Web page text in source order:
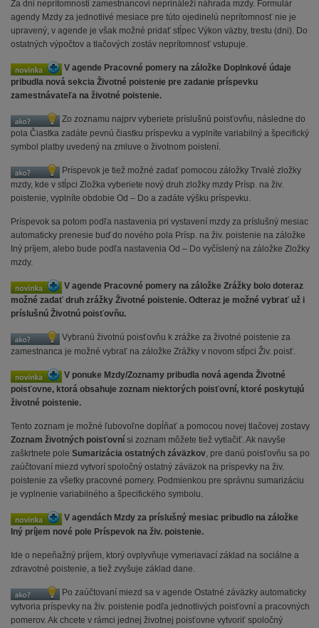
Za dni neprítomnosti zamestnancovi neprináleží náhrada mzdy. Formulár
agendy Mzdy za jednotlivé mesiace pre túto ojedinelú neprítomnosť nie je
upravený, v agende je však možné pridať stĺpec Výkon väzby, trestu (dni). Do
ostatných výpočtov a tlačových zostáv neprítomnosť vstupuje.
V agende Pracovné pomery na záložke Doplnkové údaje
pribudla nová sekcia Životné poistenie pre zadanie príspevku
zamestnávateľa na životné poistenie.
Zo zoznamu najprv vyberiete príslušnú poisťovňu, následne do
pola Čiastka zadáte pevnú čiastku príspevku a vyplníte variabilný a špecifický
symbol platby uvedený na zmluve o životnom poistení.
Príspevok je tiež možné zadať pomocou záložky Trvalé zložky
mzdy, kde v stĺpci Zložka vyberiete nový druh zložky mzdy Prísp. na živ.
poistenie, vyplníte obdobie Od – Do a zadáte výšku príspevku.
Príspevok sa potom podľa nastavenia pri vystavení mzdy za príslušný mesiac
automaticky prenesie buď do nového pola Prísp. na živ. poistenie na záložke
Iný príjem, alebo bude podľa nastavenia Od – Do vyčíslený na záložke Zložky
mzdy.
V agende Pracovné pomery na záložke Zrážky bolo doteraz
možné zadať druh zrážky Životné poistenie. Odteraz je možné vybrať už i
príslušnú Životnú poisťovňu.
Vybranú životnú poisťovňu k zrážke za životné poistenie za
zamestnanca je možné vybrať na záložke Zrážky v novom stĺpci Živ. poisť.
V ponuke Mzdy/Zoznamy pribudla nová agenda Životné
poisťovne, ktorá obsahuje zoznam niektorých poisťovní, ktoré poskytujú
životné poistenie.
Tento zoznam je možné ľubovoľne dopĺňať a pomocou novej tlačovej zostavy
Zoznam životných poisťovní si zoznam môžete tiež vytlačiť. Ak navyše
zaškrtnete pole Sumarizácia ostatných záväzkov, pre danú poisťovňu sa po
zaúčtovaní miezd vytvorí spoločný ostatný záväzok na príspevky na živ.
poistenie za všetky pracovné pomery. Podmienkou pre správnu sumarizáciu
je vyplnenie variabilného a špecifického symbolu.
V agendách Mzdy za príslušný mesiac pribudlo na záložke
Iný príjem nové pole Príspevok na živ. poistenie.
Ide o nepeňažný príjem, ktorý ovplyvňuje vymeriavací základ na sociálne a
zdravotné poistenie, a tiež zvyšuje základ dane.
Po zaúčtovaní miezd sa v agende Ostatné záväzky automaticky
vytvoria príspevky na živ. poistenie podľa jednotlivých poisťovní a pracovných
pomerov. Ak chcete v rámci jednej životnej poisťovne vytvoriť spoločný